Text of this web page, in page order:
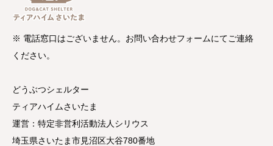
※ 電話窓口はございません。お問い合わせフォームにてご連絡
ください。
どうぶつシェルター
ティアハイムさいたま
運営：特定非営利活動法人シリウス
埼玉県さいたま市見沼区大谷780番地